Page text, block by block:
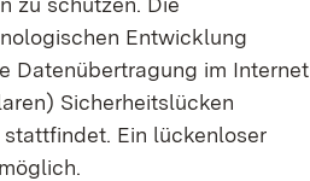
Entwicklung
Datenübertragung im Internet
Sicherheitslücken
Ein lückenloser